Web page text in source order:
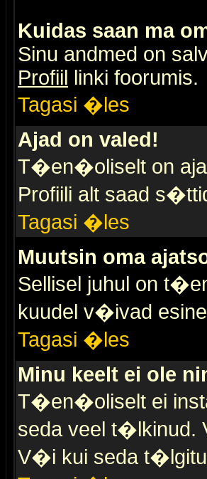
Kuidas saan ma
Sinu andmed on
Profiil linki foorumis.
Tagasi �les
Ajad on valed!
T�en�oliselt on
Profiili alt saad
Tagasi �les
Muutsin oma
Sellisel juhul on
kuudel v�ivad
Tagasi �les
Minu keelt ei ole
T�en�oliselt ei
seda veel t�lkinud.
V�i kui seda